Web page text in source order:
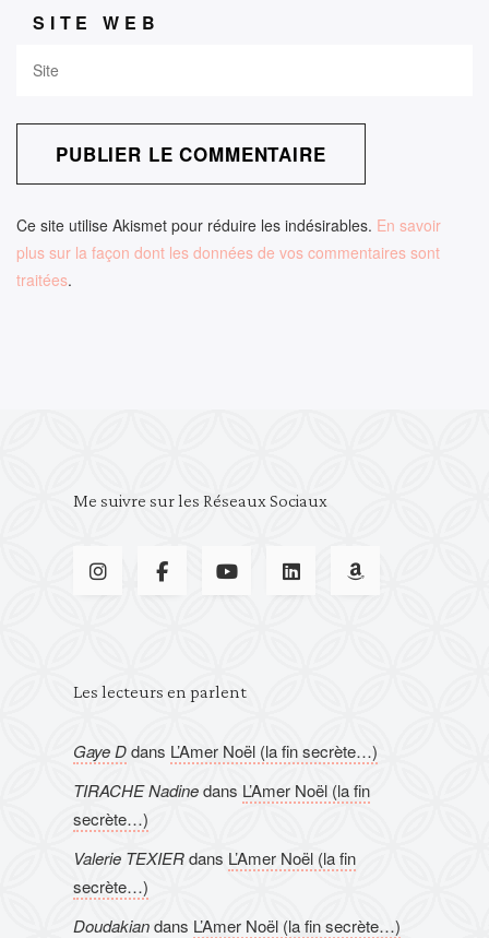
SITE WEB
Ce site utilise Akismet pour réduire les indésirables. En savoir
plus sur la façon dont les données de vos commentaires sont
traitées.
Me suivre sur les Réseaux Sociaux
Les lecteurs en parlent
Gaye Ddans L’Amer Noël (la fin secrète…)
TIRACHE Nadinedans L’Amer Noël (la fin
secrète…)
Valerie TEXIERdans L’Amer Noël (la fin
secrète…)
Doudakiandans L’Amer Noël (la fin secrète…)